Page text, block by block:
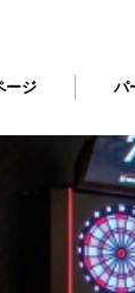
ージ パ